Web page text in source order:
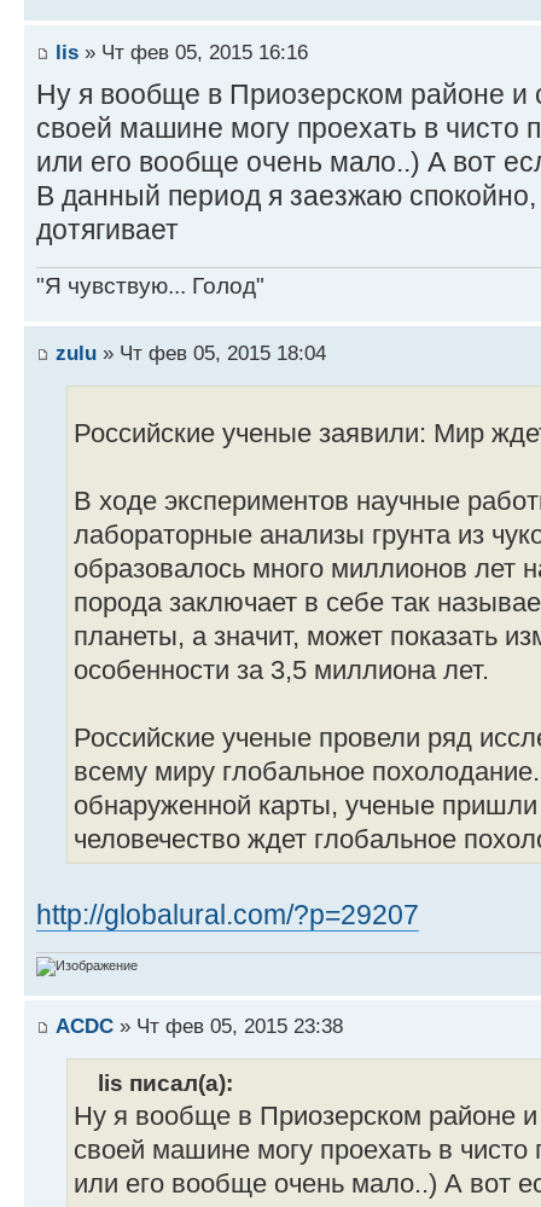
lis » Чт фев 05, 2015 16:16
Ну я вообще в Приозерском районе и
своей машине могу проехать в чисто
или его вообще очень мало..) А вот
В данный период я заезжаю
дотягивает
"Я чувствую... Голод"
zulu » Чт фев 05, 2015 18:04
Российские ученые заявили: Мир
В ходе экспериментов научные
лабораторные анализы грунта из
образовалось много миллионов лет
порода заключает в себе так
планеты, а значит, может показать
особенности за 3,5 миллиона лет.
Российские ученые провели ряд
всему миру глобальное
обнаруженной карты, ученые пришли
человечество ждет глобальное
http://globalural.com/?p=29207
ACDC » Чт фев 05, 2015 23:38
lis писал(а):
Ну я вообще в Приозерском районе
своей машине могу проехать в чисто
или его вообще очень мало..) А вот